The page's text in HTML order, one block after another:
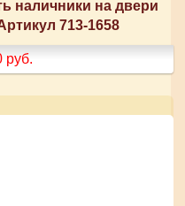
наличники на двери
713-1658
руб.